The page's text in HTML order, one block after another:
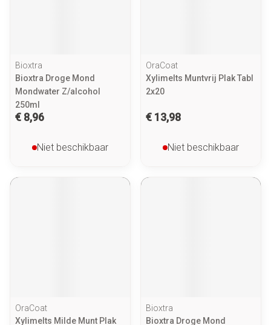
Bioxtra
Bioxtra Droge Mond
Mondwater Z/alcohol
250ml
€ 8,96
Niet beschikbaar
OraCoat
Xylimelts Muntvrij Plak Tabl
2x20
€ 13,98
Niet beschikbaar
OraCoat
Xylimelts Milde Munt Plak
Bioxtra
Bioxtra Droge Mond